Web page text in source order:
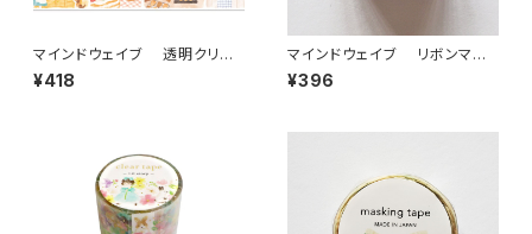
マインドウェイブ 透明クリア
テープ95692 リル ストーリー
baking scene 30mm
¥418
マインドウェイブ リボンマス
キングテープ ダイカット95587
デニム ブルー
¥396